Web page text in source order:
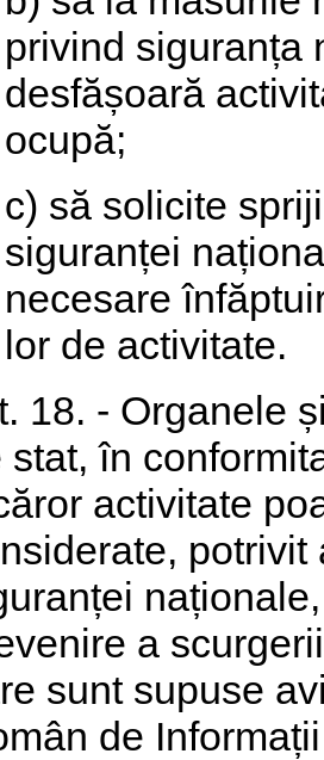
privind siguranța
desfășoară
ocupă;
c) să solicite
siguranței
necesare
lor de activitate.
18. - Organele
stat, în
activitate
potrivit
a
sunt supuse
de